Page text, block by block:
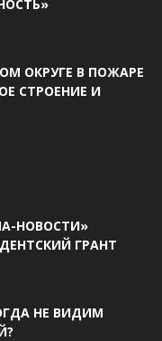
ОКРУГЕ В ПОЖАРЕ
СТРОЕНИЕ И
НОВОСТИ»
ГРАНТ
НЕ ВИДИМ